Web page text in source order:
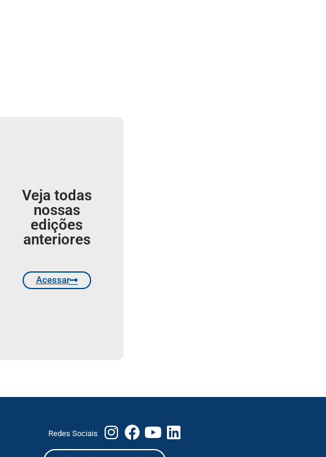
Veja todas
nossas
edições
anteriores
Acessar
Redes Sociais